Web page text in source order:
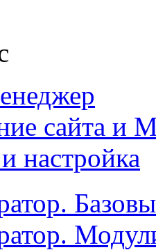
сайта и
настройка